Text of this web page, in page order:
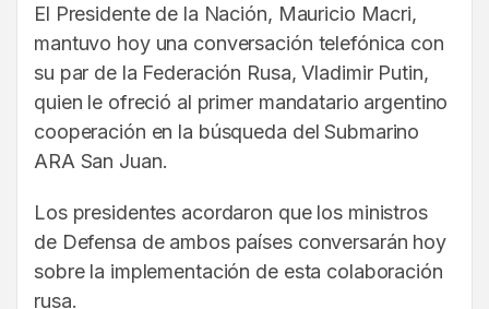
El Presidente de la Nación, Mauricio Macri,
mantuvo hoy una conversación telefónica con
su par de la Federación Rusa, Vladimir Putin,
quien le ofreció al primer mandatario argentino
cooperación en la búsqueda del Submarino
ARA San Juan.
Los presidentes acordaron que los ministros
de Defensa de ambos países conversarán hoy
sobre la implementación de esta colaboración
rusa.